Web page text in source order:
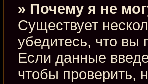
» Почему я не
Существует
убедитесь, что вы
Если данные
чтобы проверить,